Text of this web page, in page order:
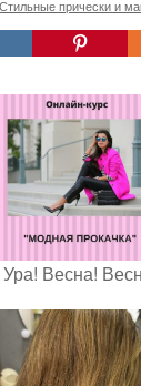
Стильные прически и
Ура! Весна!